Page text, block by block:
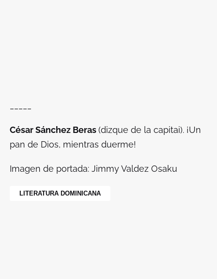
César Sánchez Beras(dizque de la capitai). ¡Un
pan de Dios, mientras duerme!
Imagen de portada: Jimmy Valdez Osaku
LITERATURA DOMINICANA